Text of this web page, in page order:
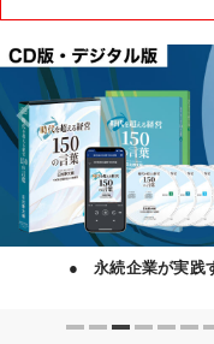
● 永続企業が実践